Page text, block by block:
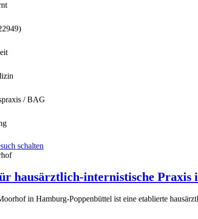
)
/ BAG
schalten
hausärztlich-internistische Praxis
in Hamburg-Poppenbüttel ist eine etablierte